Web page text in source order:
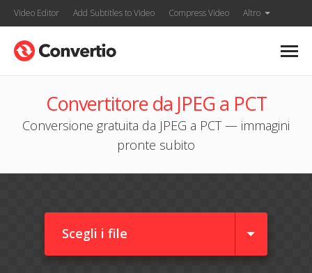
Video Editor Add Subtitles to Video Compress Video Altro
Convertitore da JPEG a PCT
Conversione gratuita da JPEG a PCT — immagini
pronte subito
Scegli i file